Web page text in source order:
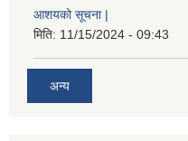
आशयको सूचना |
मिति: 11/15/2024 - 09:43
अन्य